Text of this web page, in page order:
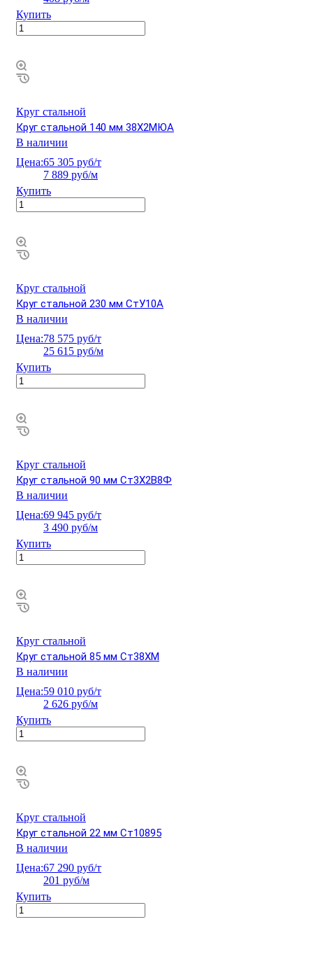
Купить
Круг стальной
Круг стальной 140 мм 38Х2МЮА
В наличии
Цена:65 305 руб/т
7 889 руб/м
Купить
Круг стальной
Круг стальной 230 мм СтУ10А
В наличии
Цена:78 575 руб/т
25 615 руб/м
Купить
Круг стальной
Круг стальной 90 мм Ст3Х2В8Ф
В наличии
Цена:69 945 руб/т
3 490 руб/м
Купить
Круг стальной
Круг стальной 85 мм Ст38ХМ
В наличии
Цена:59 010 руб/т
2 626 руб/м
Купить
Круг стальной
Круг стальной 22 мм Ст10895
В наличии
Цена:67 290 руб/т
201 руб/м
Купить